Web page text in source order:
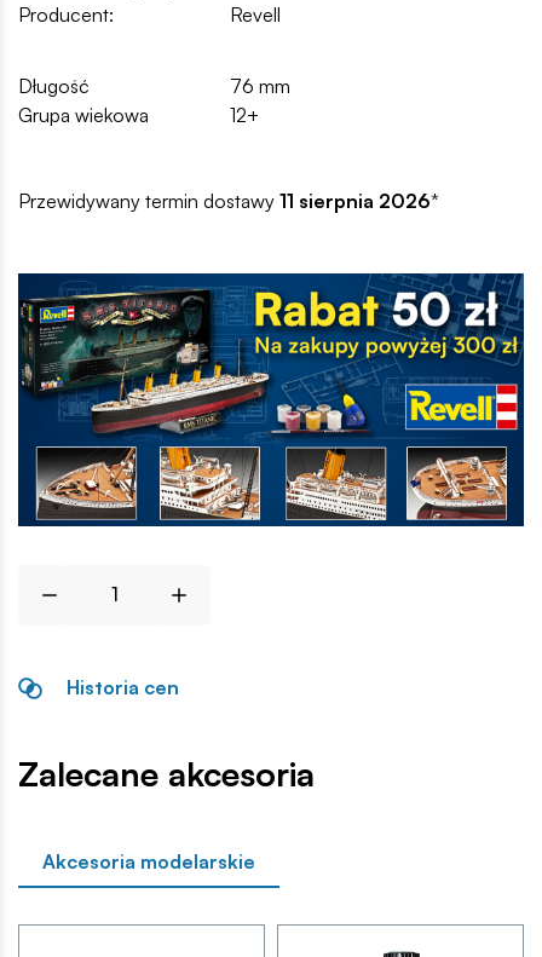
Producent:
Revell
Długość
76 mm
Grupa wiekowa
12+
Przewidywany termin dostawy 11 sierpnia 2026*
Historia cen
Zalecane akcesoria
Akcesoria modelarskie